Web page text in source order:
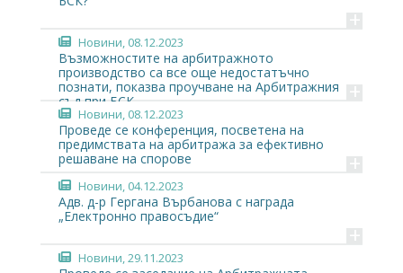
+
Новини, 08.12.2023
Възможностите на арбитражното
производство са все още недостатъчно
познати, показва проучване на Арбитражния
съд при БСК
+
Новини, 08.12.2023
Проведе се конференция, посветена на
предимствата на арбитража за ефективно
решаване на спорове
+
Новини, 04.12.2023
Адв. д-р Гергана Върбанова с награда
„Електронно правосъдие“
+
Новини, 29.11.2023